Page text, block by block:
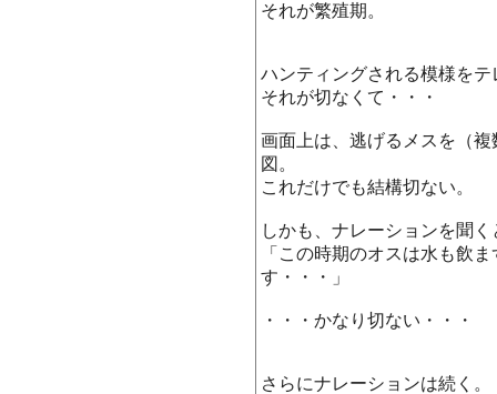
それが繁殖期。
ハンティングされる模様を
それが切なくて・・・
画面上は、逃げるメスを（
図。
これだけでも結構切ない。
しかも、ナレーションを聞く
「この時期のオスは水も飲
す・・・」
・・・かなり切ない・・・
さらにナレーションは続く。